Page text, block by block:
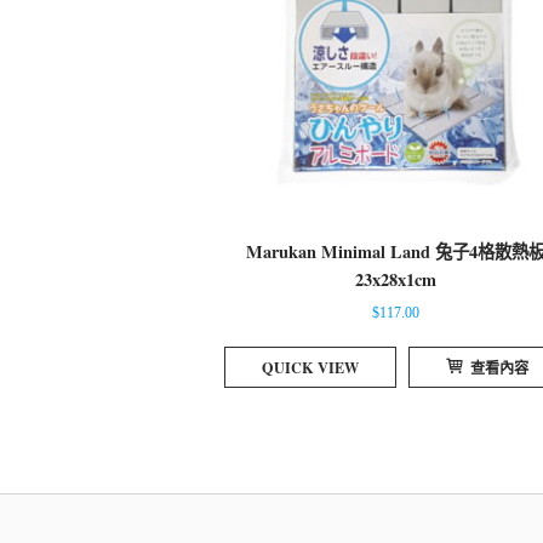
Marukan Minimal Land 兔子4格散熱
23x28x1cm
$117.00
QUICK VIEW 查看內容